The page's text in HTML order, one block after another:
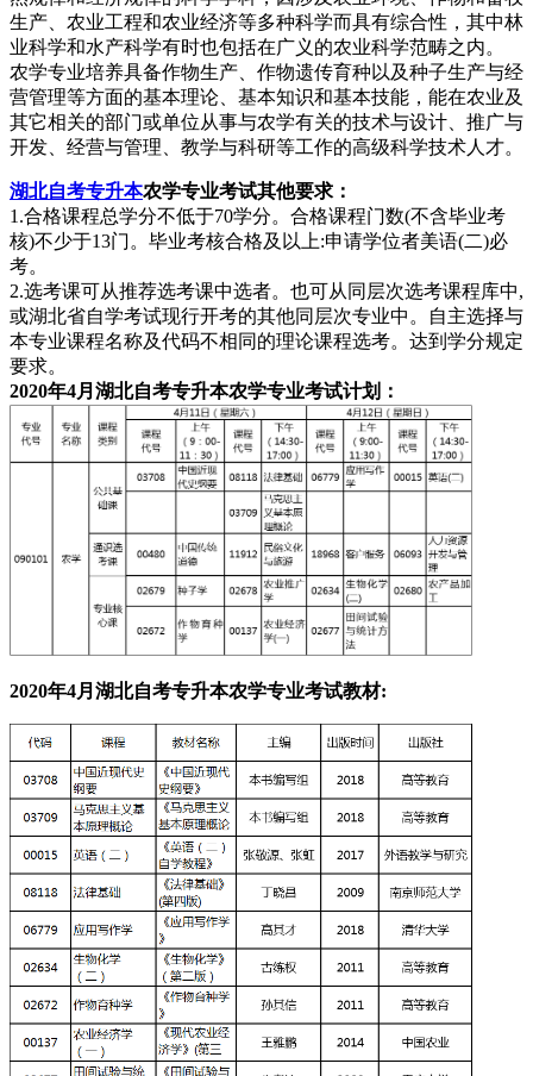
生产、农业工程和农业经济等多种科学而具有综合性，其中林
业科学和水产科学有时也包括在广义的农业科学范畴之内。
农学专业培养具备作物生产、作物遗传育种以及种子生产与经
营管理等方面的基本理论、基本知识和基本技能，能在农业及
其它相关的部门或单位从事与农学有关的技术与设计、推广与
开发、经营与管理、教学与科研等工作的高级科学技术人才。
湖北自考专升本农学专业考试其他要求：
1.合格课程总学分不低于70学分。合格课程门数(不含毕业考
核)不少于13门。毕业考核合格及以上:申请学位者美语(二)必
考。
2.选考课可从推荐选考课中选者。也可从同层次选考课程库中,
或湖北省自学考试现行开考的其他同层次专业中。自主选择与
本专业课程名称及代码不相同的理论课程选考。达到学分规定
要求。
2020年4月湖北自考专升本农学专业考试计划：
2020年4月湖北自考专升本农学专业考试教材: